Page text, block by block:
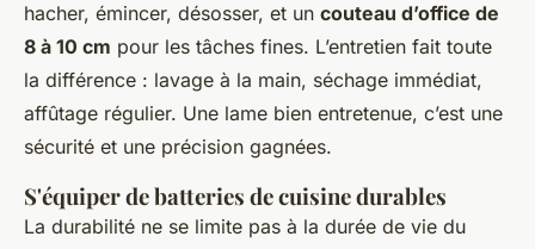
hacher, émincer, désosser, et un couteau d’office de
8 à 10 cm pour les tâches fines. L’entretien fait toute
la différence : lavage à la main, séchage immédiat,
affûtage régulier. Une lame bien entretenue, c’est une
sécurité et une précision gagnées.
S'équiper de batteries de cuisine durables
La durabilité ne se limite pas à la durée de vie du